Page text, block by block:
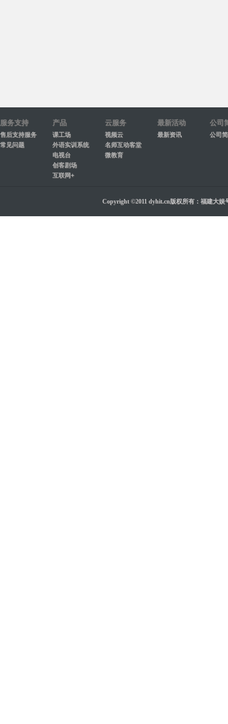
服务支持
售后支持服务
常见问题
产品
课工场
外语实训系统
电视台
创客剧场
互联网+
云服务
视频云
名师互动客堂
微教育
最新活动
最新资讯
公司
公司
Copyright ©2011 dyhit.cn版权所有：福建大娱